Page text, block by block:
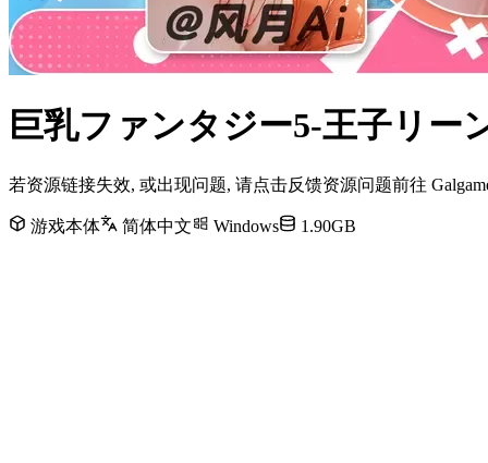
巨乳ファンタジー5-王子リー
若资源链接失效, 或出现问题, 请点击反馈资源问题前往
游戏本体 简体中文 Windows 1.90GB